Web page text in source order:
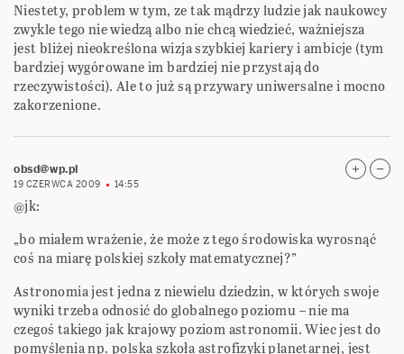
Niestety, problem w tym, ze tak mądrzy ludzie jak naukowcy
zwykle tego nie wiedzą albo nie chcą wiedzieć, ważniejsza
jest bliżej nieokreślona wizja szybkiej kariery i ambicje (tym
bardziej wygórowane im bardziej nie przystają do
rzeczywistości). Ale to już są przywary uniwersalne i mocno
zakorzenione.
obsd@wp.pl
19 CZERWCA 2009 14:55
@jk:
„bo miałem wrażenie, że może z tego środowiska wyrosnąć
coś na miarę polskiej szkoły matematycznej?”
Astronomia jest jedna z niewielu dziedzin, w których swoje
wyniki trzeba odnosić do globalnego poziomu – nie ma
czegoś takiego jak krajowy poziom astronomii. Wiec jest do
pomyślenia np. polska szkoła astrofizyki planetarnej, jest